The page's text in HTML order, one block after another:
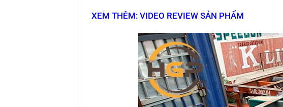
XEM THÊM: VIDEO REVIEW SẢN PHẨM